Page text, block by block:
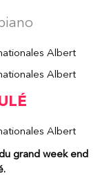
grand week end